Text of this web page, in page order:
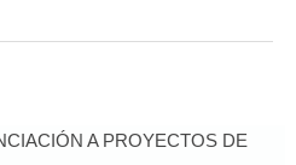
A PROYECTOS DE